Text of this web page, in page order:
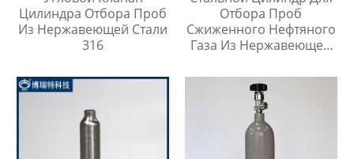
Цилиндра Отбора Проб
Из Нержавеющей Стали
316
Отбора Проб
Сжиженного Нефтяного
Газа Из Нержавеющей
Быстрого Соединителя